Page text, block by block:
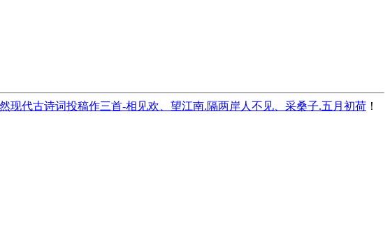
现代古诗词投稿作三首-相见欢、望江南.隔两岸人不见、采桑子.五月初荷 ！